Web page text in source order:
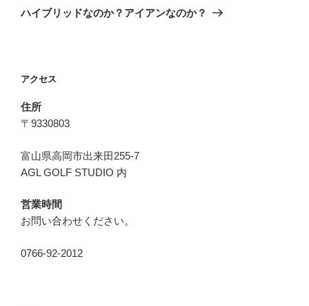
ゲ
ン
の
ハイブリッドなのか？アイアンなのか？
アクセス
住所
〒9330803
富山県高岡市出来田255-7
AGL GOLF STUDIO 内
営業時間
お問い合わせください。
0766-92-2012